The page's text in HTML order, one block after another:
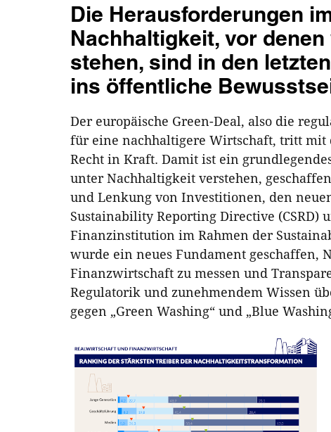
Die Herausforderungen
Nachhaltigkeit, vor
stehen, sind in den
ins öffentliche
Der europäische Green-Deal, also die
für eine nachhaltigere Wirtschaft, tritt mit
Recht in Kraft. Damit ist ein
unter Nachhaltigkeit verstehen,
und Lenkung von Investitionen, den
Sustainability Reporting Directive
Finanzinstitution im Rahmen der
wurde ein neues Fundament geschaffen,
Finanzwirtschaft zu messen und
Regulatorik und zunehmendem Wissen
gegen „Green Washing“ und „Blue